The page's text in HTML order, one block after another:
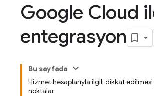
Google Cloud
entegrasyon
Bu sayfada
Hizmet hesaplarıyla ilgili dikkat
noktalar